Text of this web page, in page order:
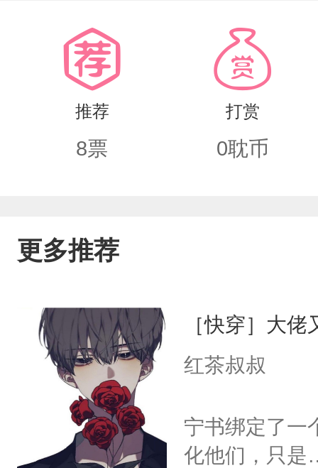
推荐
8票
打赏
0耽币
更多推荐
［快穿］大
红茶叔叔
宁书绑定了一
化他们，只是